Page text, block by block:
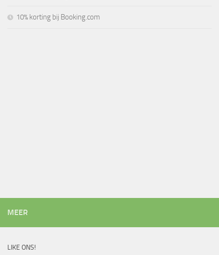
10% korting bij Booking.com
MEER
LIKE ONS!